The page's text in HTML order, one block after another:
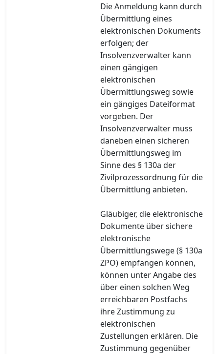
Die Anmeldung kann durch
Übermittlung eines
elektronischen Dokuments
erfolgen; der
Insolvenzverwalter kann
einen gängigen
elektronischen
Übermittlungsweg sowie
ein gängiges Dateiformat
vorgeben. Der
Insolvenzverwalter muss
daneben einen sicheren
Übermittlungsweg im
Sinne des § 130a der
Zivilprozessordnung für die
Übermittlung anbieten.
Gläubiger, die elektronische
Dokumente über sichere
elektronische
Übermittlungswege (§ 130a
ZPO) empfangen können,
können unter Angabe des
über einen solchen Weg
erreichbaren Postfachs
ihre Zustimmung zu
elektronischen
Zustellungen erklären. Die
Zustimmung gegenüber